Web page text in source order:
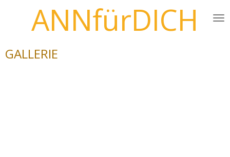
HauptinhaltANNfürDICH
GALLERIE